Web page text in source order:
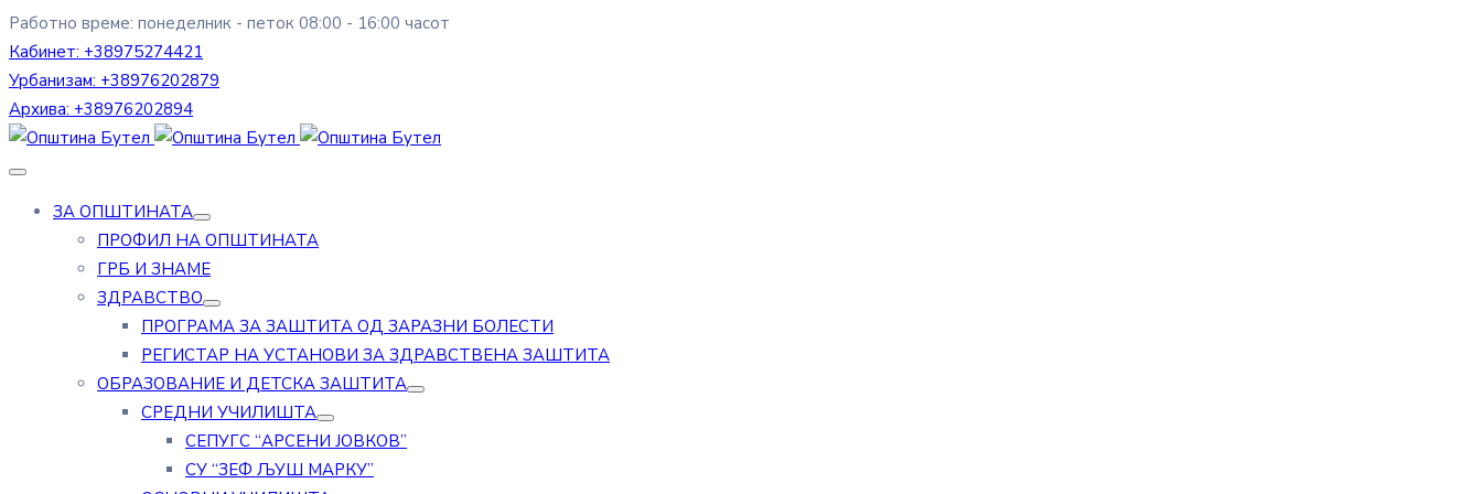
Работно време: понеделник - петок 08:00 - 16:00 часот
Кабинет: +38975274421
Урбанизам: +38976202879
Архива: +38976202894
ЗА ОПШТИНАТА
ПРОФИЛ НА ОПШТИНАТА
ГРБ И ЗНАМЕ
ЗДРАВСТВО
ПРОГРАМА ЗА ЗАШТИТА ОД ЗАРАЗНИ БОЛЕСТИ
РЕГИСТАР НА УСТАНОВИ ЗА ЗДРАВСТВЕНА ЗАШТИТА
ОБРАЗОВАНИЕ И ДЕТСКА ЗАШТИТА
СРЕДНИ УЧИЛИШТА
СЕПУГС “АРСЕНИ ЈОВКОВ”
СУ “ЗЕФ ЉУШ МАРКУ”